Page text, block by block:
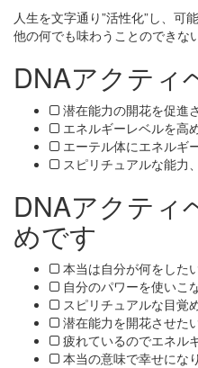
人生を文字通り”活性化”し、可
他の何でも味わうことのできな
DNAアクティ
潜在能力の開花を促進
エネルギーレベルを高
エーテル体にエネルギ
スピリチュアルな能力
DNAアクティ
めです
本当は自分が何をした
自分のパワーを使いこ
スピリチュアルな目覚
潜在能力を開花させた
疲れているのでエネル
本当の意味で幸せにな